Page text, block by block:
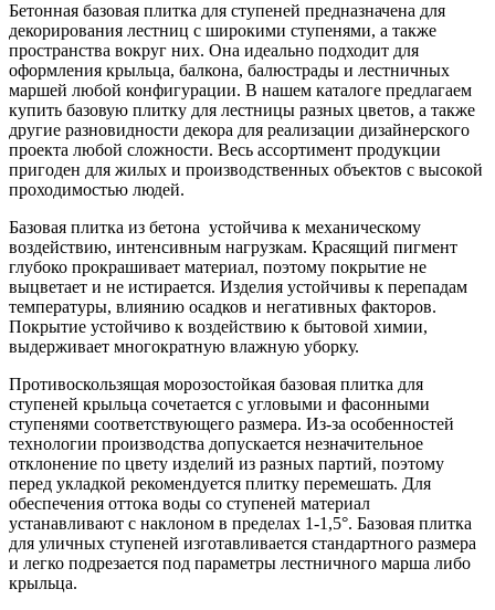
Бетонная базовая плитка для ступеней предназначена для
декорирования лестниц с широкими ступенями, а также
пространства вокруг них. Она идеально подходит для
оформления крыльца, балкона, балюстрады и лестничных
маршей любой конфигурации. В нашем каталоге предлагаем
купить базовую плитку для лестницы разных цветов, а также
другие разновидности декора для реализации дизайнерского
проекта любой сложности. Весь ассортимент продукции
пригоден для жилых и производственных объектов с высокой
проходимостью людей.
Базовая плитка из бетона устойчива к механическому
воздействию, интенсивным нагрузкам. Красящий пигмент
глубоко прокрашивает материал, поэтому покрытие не
выцветает и не истирается. Изделия устойчивы к перепадам
температуры, влиянию осадков и негативных факторов.
Покрытие устойчиво к воздействию к бытовой химии,
выдерживает многократную влажную уборку.
Противоскользящая морозостойкая базовая плитка для
ступеней крыльца сочетается с угловыми и фасонными
ступенями соответствующего размера. Из-за особенностей
технологии производства допускается незначительное
отклонение по цвету изделий из разных партий, поэтому
перед укладкой рекомендуется плитку перемешать. Для
обеспечения оттока воды со ступеней материал
устанавливают с наклоном в пределах 1-1,5°. Базовая плитка
для уличных ступеней изготавливается стандартного размера
и легко подрезается под параметры лестничного марша либо
крыльца.